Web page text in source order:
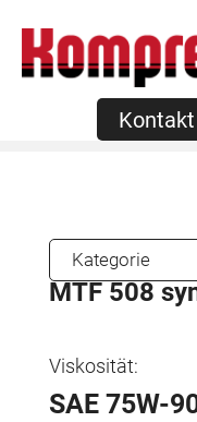
Inhalt
springen
Kategorie
MTF 508
Viskosität:
SAE 75W-